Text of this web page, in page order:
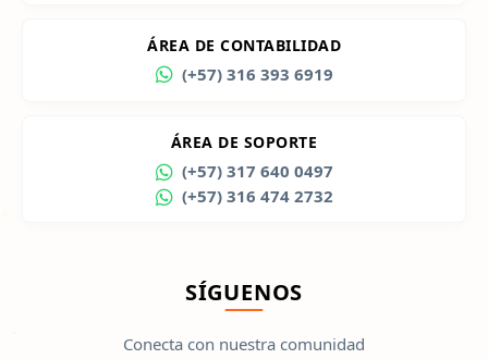
ÁREA DE CONTABILIDAD
(+57) 316 393 6919
ÁREA DE SOPORTE
(+57) 317 640 0497
(+57) 316 474 2732
SÍGUENOS
Conecta con nuestra comunidad